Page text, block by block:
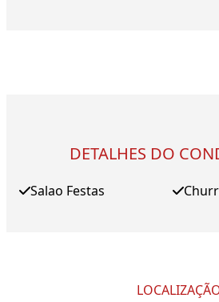
DETALHES DO
Salao Festas